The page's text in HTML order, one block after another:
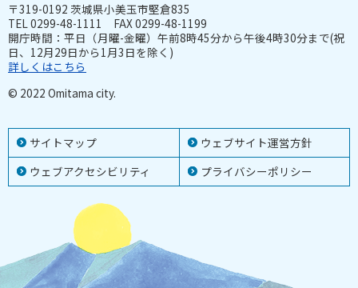
サイトマップ
ウェブサイト運営方針
ウェブアクセシビリティ
プライバシーポリシー
〒319-0192 茨城県小美玉市堅倉835
TEL 0299-48-1111 FAX 0299-48-1199
開庁時間：平日（月曜-金曜）午前8時45分から午後4時30分まで(祝
日、12月29日から1月3日を除く)
詳しくはこちら
© 2022 Omitama city.